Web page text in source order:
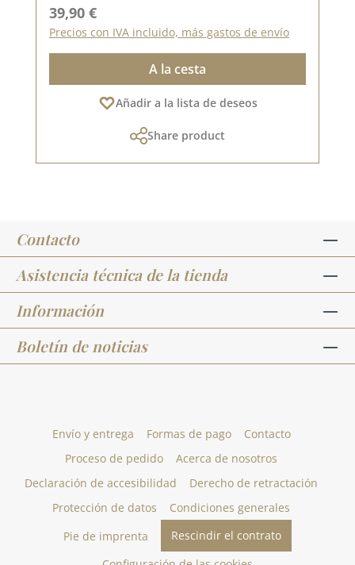
Precio normal:
39,90 €
Precios con IVA incluido, más gastos de envío
A la cesta
Añadir a la lista de deseos
Share product
Contacto
Asistencia técnica de la tienda
Información
Boletín de noticias
Envío y entrega Formas de pago
Contacto
Proceso de pedido
Acerca de nosotros
Declaración de accesibilidad
Derecho de retractación
Protección de datos
Condiciones generales
Pie de imprenta
Rescindir el contrato